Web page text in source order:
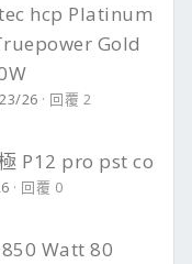
hcp Platinum
Gold
26
回覆 2
極 P12 pro pst co
回覆 0
Watt 80